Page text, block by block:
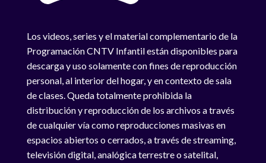
Los videos, series y el material complementario de la
Programación CNTV Infantil están disponibles para
descarga y uso solamente con fines de reproducción
personal, al interior del hogar, y en contexto de sala
de clases. Queda totalmente prohibida la
distribución y reproducción de los archivos a través
de cualquier vía como reproducciones masivas en
espacios abiertos o cerrados, a través de streaming,
televisión digital, analógica terrestre o satelital,